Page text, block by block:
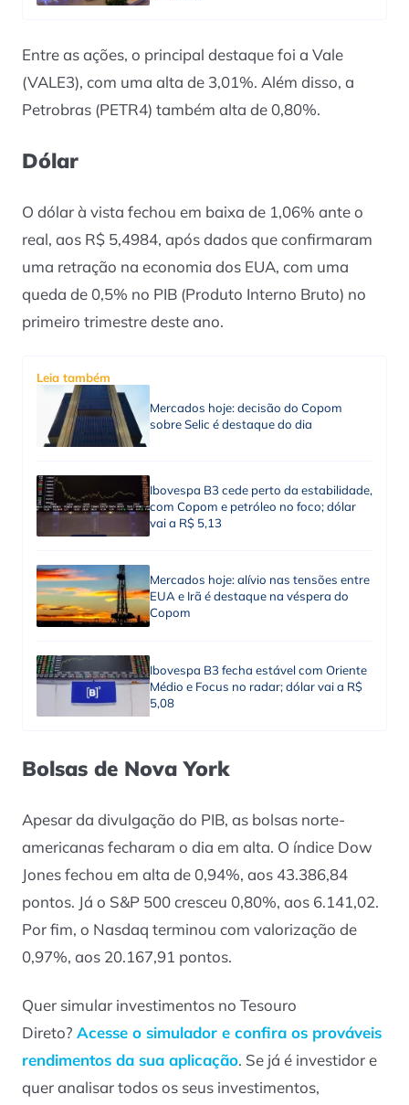
Entre as ações, o principal destaque foi a Vale
(VALE3), com uma alta de 3,01%. Além disso, a
Petrobras (PETR4) também alta de 0,80%.
Dólar
O dólar à vista fechou em baixa de 1,06% ante o
real, aos R$ 5,4984, após dados que confirmaram
uma retração na economia dos EUA, com uma
queda de 0,5% no PIB (Produto Interno Bruto) no
primeiro trimestre deste ano.
Leia também
Mercados hoje: decisão do Copom
sobre Selic é destaque do dia
Ibovespa B3 cede perto da estabilidade,
com Copom e petróleo no foco; dólar
vai a R$ 5,13
Mercados hoje: alívio nas tensões entre
EUA e Irã é destaque na véspera do
Copom
Ibovespa B3 fecha estável com Oriente
Médio e Focus no radar; dólar vai a R$
5,08
Bolsas de Nova York
Apesar da divulgação do PIB, as bolsas norte-
americanas fecharam o dia em alta. O índice Dow
Jones fechou em alta de 0,94%, aos 43.386,84
pontos. Já o S&P 500 cresceu 0,80%, aos 6.141,02.
Por fim, o Nasdaq terminou com valorização de
0,97%, aos 20.167,91 pontos.
Quer simular investimentos no Tesouro
Direto? Acesse o simulador e confira os prováveis
rendimentos da sua aplicação. Se já é investidor e
quer analisar todos os seus investimentos,